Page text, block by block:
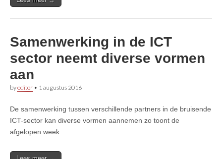
Samenwerking in de ICT
sector neemt diverse vormen
aan
byeditor • 1 augustus 2016
De samenwerking tussen verschillende partners in de bruisende
ICT-sector kan diverse vormen aannemen zo toont de
afgelopen week